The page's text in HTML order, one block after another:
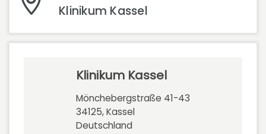
Klinikum Kassel
Klinikum Kassel
Mönchebergstraße 41-43
34125, Kassel
Deutschland